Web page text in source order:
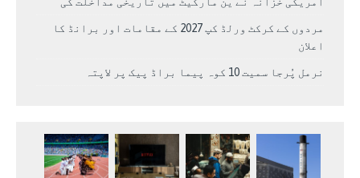
مردوں کے کرکٹ ورلڈ کپ 2027 کے مقامات اور برانڈ کا
اعلان
نرمل پُرجا سمیت 10 کوہ پیما براڈ پیک پر لاپتہ